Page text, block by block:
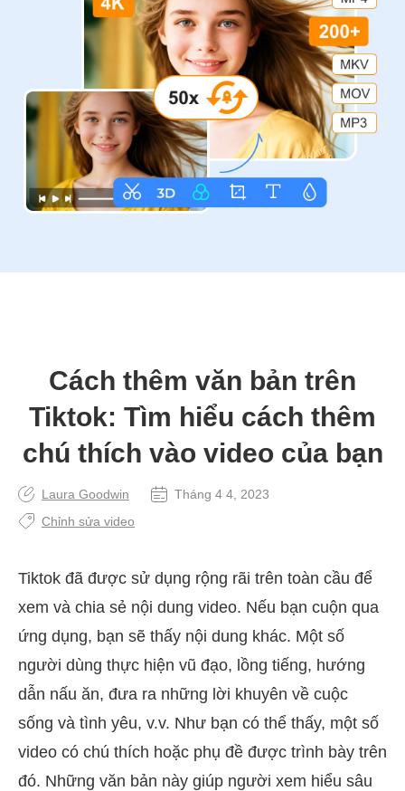
Cách thêm văn bản trên
Tiktok: Tìm hiểu cách thêm
chú thích vào video của bạn
Laura Goodwin
Tháng 4 4, 2023
Chỉnh sửa video
Tiktok đã được sử dụng rộng rãi trên toàn cầu để
xem và chia sẻ nội dung video. Nếu bạn cuộn qua
ứng dụng, bạn sẽ thấy nội dung khác. Một số
người dùng thực hiện vũ đạo, lồng tiếng, hướng
dẫn nấu ăn, đưa ra những lời khuyên về cuộc
sống và tình yêu, v.v. Như bạn có thể thấy, một số
video có chú thích hoặc phụ đề được trình bày trên
đó. Những văn bản này giúp người xem hiểu sâu